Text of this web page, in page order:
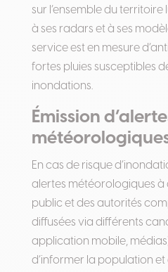
sur l’ensemble du
à ses radars et à ses
service est en mesure
fortes pluies susceptibles
inondations.
Émission
En cas de risque
alertes météorologiques à
public et des autorités
diffusées via différents
application mobile,
d’informer la population